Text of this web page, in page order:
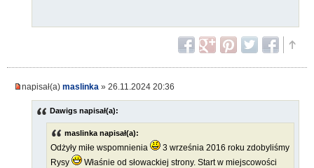
napisał(a) maslinka » 26.11.2024 20:36
Dawigs napisał(a):
maslinka napisał(a):
Odżyły miłe wspomnienia
3 września 2016 roku zdobyliśmy
Rysy
Właśnie od słowackiej strony. Start w miejscowości